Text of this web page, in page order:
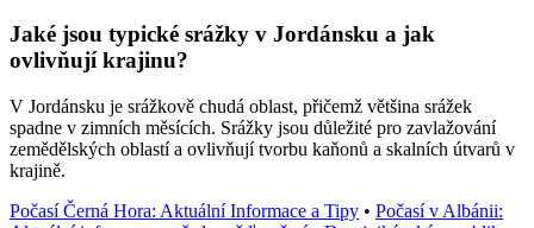
Jaké jsou typické srážky v Jordánsku a jak
ovlivňují krajinu?
V Jordánsku je srážkově chudá oblast, přičemž většina srážek
spadne v zimních měsících. Srážky jsou důležité pro zavlažování
zemědělských oblastí a ovlivňují tvorbu kaňonů a skalních útvarů v
krajině.
Počasí Černá Hora: Aktuální Informace a Tipy • Počasí v Albánii: